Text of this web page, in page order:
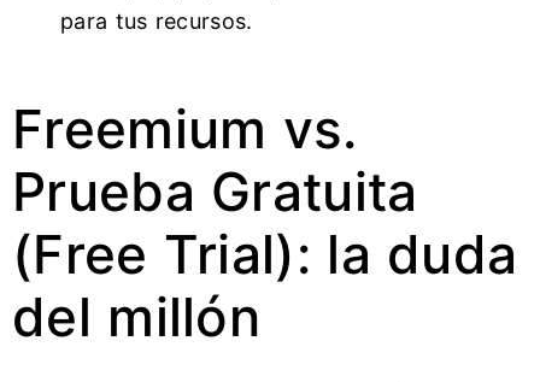
para tus recursos.
Freemium vs.
Prueba Gratuita
(Free Trial): la duda
del millón